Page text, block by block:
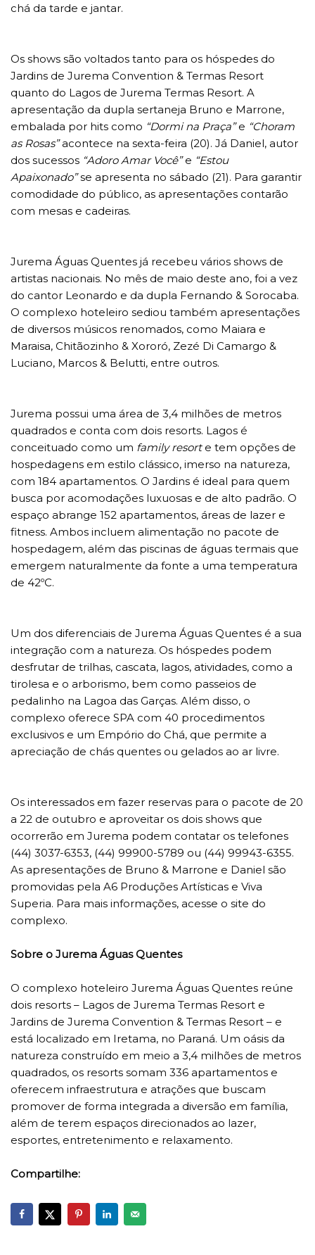
chá da tarde e jantar.
Os shows são voltados tanto para os hóspedes do
Jardins de Jurema Convention & Termas Resort
quanto do Lagos de Jurema Termas Resort. A
apresentação da dupla sertaneja Bruno e Marrone,
embalada por hits como “Dormi na Praça”e “Choram
as Rosas”acontece na sexta-feira (20). Já Daniel, autor
dos sucessos “Adoro Amar Você”e “Estou
Apaixonado”se apresenta no sábado (21). Para garantir
comodidade do público, as apresentações contarão
com mesas e cadeiras.
Jurema Águas Quentes já recebeu vários shows de
artistas nacionais. No mês de maio deste ano, foi a vez
do cantor Leonardo e da dupla Fernando & Sorocaba.
O complexo hoteleiro sediou também apresentações
de diversos músicos renomados, como Maiara e
Maraisa, Chitãozinho & Xororó, Zezé Di Camargo &
Luciano, Marcos & Belutti, entre outros.
Jurema possui uma área de 3,4 milhões de metros
quadrados e conta com dois resorts. Lagos é
conceituado como um family resorte tem opções de
hospedagens em estilo clássico, imerso na natureza,
com 184 apartamentos. O Jardins é ideal para quem
busca por acomodações luxuosas e de alto padrão. O
espaço abrange 152 apartamentos, áreas de lazer e
fitness. Ambos incluem alimentação no pacote de
hospedagem, além das piscinas de águas termais que
emergem naturalmente da fonte a uma temperatura
de 42ºC.
Um dos diferenciais de Jurema Águas Quentes é a sua
integração com a natureza. Os hóspedes podem
desfrutar de trilhas, cascata, lagos, atividades, como a
tirolesa e o arborismo, bem como passeios de
pedalinho na Lagoa das Garças. Além disso, o
complexo oferece SPA com 40 procedimentos
exclusivos e um Empório do Chá, que permite a
apreciação de chás quentes ou gelados ao ar livre.
Os interessados em fazer reservas para o pacote de 20
a 22 de outubro e aproveitar os dois shows que
ocorrerão em Jurema podem contatar os telefones
(44) 3037-6353, (44) 99900-5789 ou (44) 99943-6355.
As apresentações de Bruno & Marrone e Daniel são
promovidas pela A6 Produções Artísticas e Viva
Superia. Para mais informações, acesse o site do
complexo.
Sobre o Jurema Águas Quentes
O complexo hoteleiro Jurema Águas Quentes reúne
dois resorts – Lagos de Jurema Termas Resort e
Jardins de Jurema Convention & Termas Resort – e
está localizado em Iretama, no Paraná. Um oásis da
natureza construído em meio a 3,4 milhões de metros
quadrados, os resorts somam 336 apartamentos e
oferecem infraestrutura e atrações que buscam
promover de forma integrada a diversão em família,
além de terem espaços direcionados ao lazer,
esportes, entretenimento e relaxamento.
Compartilhe: